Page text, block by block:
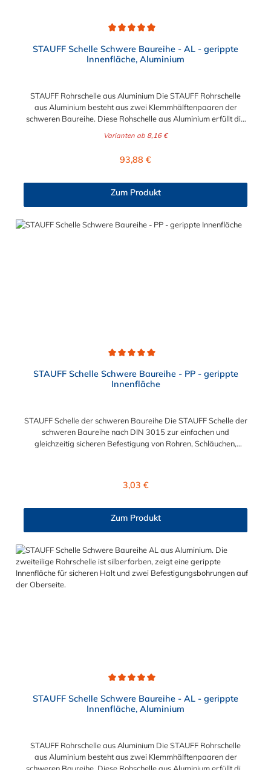
STAUFF Schelle Schwere Baureihe - AL - gerippte
Innenfläche, Aluminium
STAUFF Rohrschelle aus Aluminium Die STAUFF Rohrschelle
aus Aluminium besteht aus zwei Klemmhälftenpaaren der
schweren Baureihe. Diese Rohschelle aus Aluminium erfüllt die
Befestigung von Rohren, Schläuchen, Kabeln und anderen
Aluminium kann zwischen 6 mm und 324 mm gewählt werden.
5S M10 x 70 M10 x 50 6S M12 x 100 M12 x 80 7S M16 x 130
- 8S M20 x 190 - 9S M24 x 220 - 10S M30 x 300 - 11S M30 x
Varianten ab 8,16 €
Regulärer Preis:
93,88 €
Zum Produkt
STAUFF Schelle Schwere Baureihe - PP - gerippte
Innenfläche
STAUFF Schelle der schweren Baureihe Die STAUFF Schelle der
schweren Baureihe nach DIN 3015 zur einfachen und
gleichzeitig sicheren Befestigung von Rohren, Schläuchen,
Polypropylen. Passende Schrauben für die STAUFF Schelle der
100 M12 x 80 7S M16 x 130 - 8S M20 x 190 - 9S M24 x 220 -
10S M30 x 300 - 11S M30 x 450 - 12S M30 x 560 -
Regulärer Preis:
3,03 €
Zum Produkt
STAUFF Schelle Schwere Baureihe - AL - gerippte
Innenfläche, Aluminium
STAUFF Rohrschelle aus Aluminium Die STAUFF Rohrschelle
aus Aluminium besteht aus zwei Klemmhälftenpaaren der